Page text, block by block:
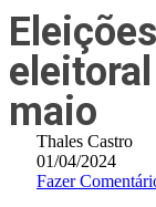
maio
Thales Castro
01/04/2024
Fazer